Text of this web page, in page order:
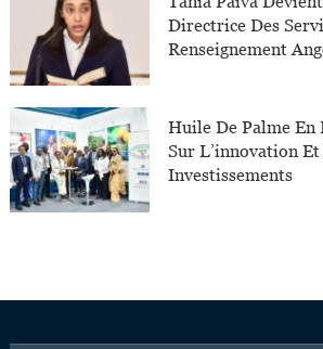
Directrice Des
Renseignement
Huile De Palme En
Sur L’innovation
Investissements